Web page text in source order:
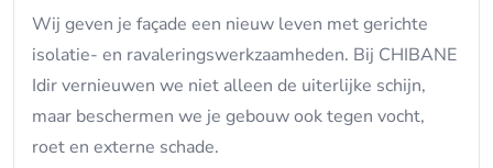
Wij geven je façade een nieuw leven met gerichte
isolatie- en ravaleringswerkzaamheden. Bij CHIBANE
Idir vernieuwen we niet alleen de uiterlijke schijn,
maar beschermen we je gebouw ook tegen vocht,
roet en externe schade.